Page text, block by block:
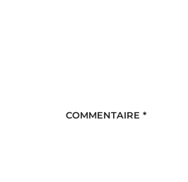
COMMENTAIRE *